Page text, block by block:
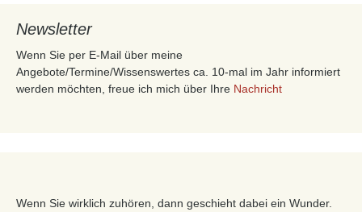
Newsletter
Wenn Sie per E-Mail über meine
Angebote/Termine/Wissenswertes ca. 10-mal im Jahr informiert
werden möchten, freue ich mich über Ihre Nachricht
Wenn Sie wirklich zuhören, dann geschieht dabei ein Wunder.